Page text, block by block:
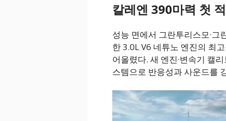
칼레엔 390마력 첫
성능 면에서 그란투리스모·
한 3.0L V6 네튜노 엔진의 최
어올렸다. 새 엔진·변속기 캘
스템으로 반응성과 사운드를